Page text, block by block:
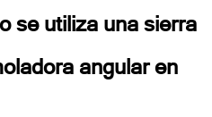
se utiliza una sierra
angular en